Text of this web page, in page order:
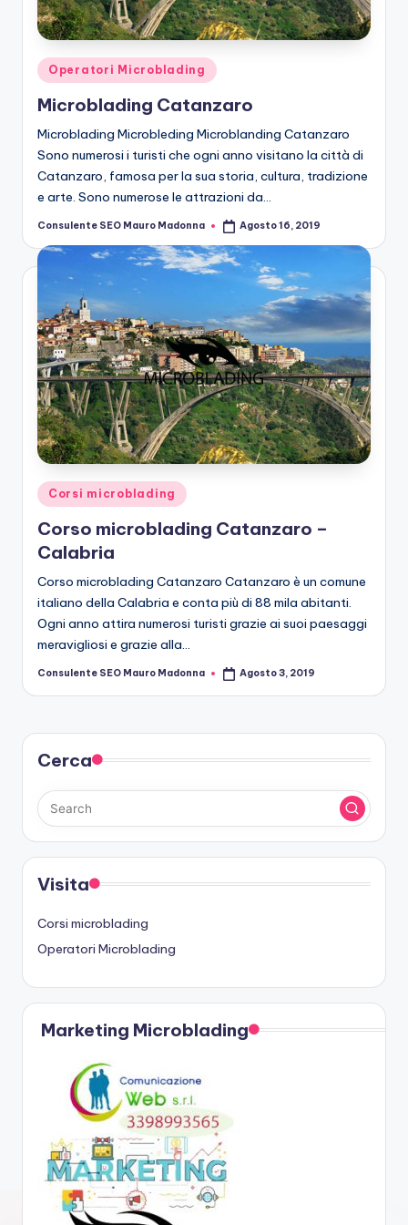
g
M
ic
o
b
n
di
n
g
M
ic
r
o
b
le
di
n
g
Posted
in
Operatori Microblading
Microblading Catanzaro
Microblading Microbleding Microblanding Catanzaro
Sono numerosi i turisti che ogni anno visitano la città di
Catanzaro, famosa per la sua storia, cultura, tradizione
e arte. Sono numerose le attrazioni da…
Posted
Consulente SEO Mauro Madonna Agosto 16, 2019
Posted
in
Corsi microblading
Corso microblading Catanzaro –
Calabria
Corso microblading Catanzaro Catanzaro è un comune
italiano della Calabria e conta più di 88 mila abitanti.
Ogni anno attira numerosi turisti grazie ai suoi paesaggi
meravigliosi e grazie alla…
Posted
Consulente SEO Mauro Madonna Agosto 3, 2019
Cerca
Visita
Corsi microblading
Operatori Microblading
Marketing Microblading